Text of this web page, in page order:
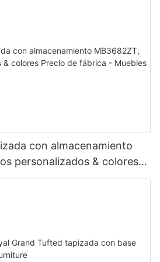
con almacenamiento
personalizados & colores
JLH